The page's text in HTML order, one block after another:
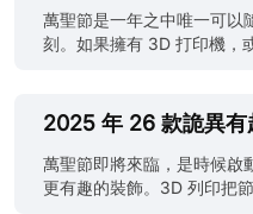
調整及幾何修改。過去只是
真正的工程實驗，涉及重量
印，亦可選擇 JLC3DP 等
能，也有人只想製作外形誇
種方向都合理，也同樣有趣
屬高速旋轉物件，零件一旦
閉、無裂損的專用競技盤內
萬聖節是一年之中唯一可以
刻。如果擁有 3D 打印機，
整合生成） 本指南將介紹
萬聖節服裝創意，以及如
我們亦會說明在哪裏尋找優
道具真正能令整套服裝更完
2025 年 26 款詭異
萬聖節即將來臨，是時候啟
更有趣的裝飾。3D 列印把